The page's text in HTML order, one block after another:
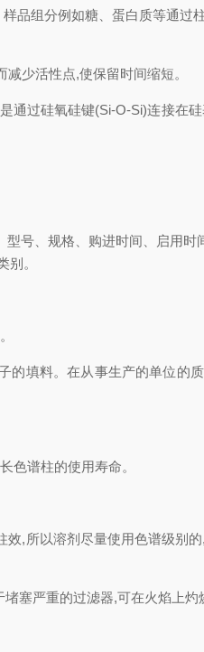
品组分例如糖、蛋白质等通过
少活性点,使保留时间缩短。
过硅氧硅键(Si-O-Si)连接在
号、规格、购进时间、启用时
。
填料。在从事生产的单位的
色谱柱的使用寿命。
,所以溶剂尽量使用色谱级别
塞严重的过滤器,可在火焰上灼